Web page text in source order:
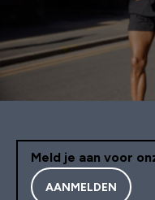
Meld je aan voor
AANMELDEN